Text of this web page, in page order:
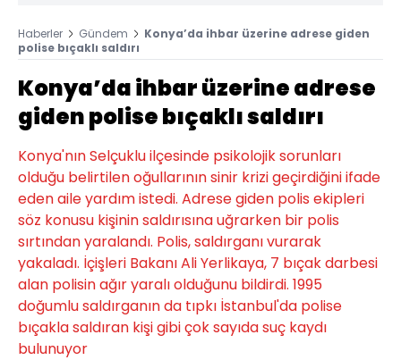
Haberler Gündem
Konya’da ihbar üzerine adrese giden
polise bıçaklı saldırı
Konya’da ihbar üzerine adrese
giden polise bıçaklı saldırı
Konya'nın Selçuklu ilçesinde psikolojik sorunları
olduğu belirtilen oğullarının sinir krizi geçirdiğini ifade
eden aile yardım istedi. Adrese giden polis ekipleri
söz konusu kişinin saldırısına uğrarken bir polis
sırtından yaralandı. Polis, saldırganı vurarak
yakaladı. İçişleri Bakanı Ali Yerlikaya, 7 bıçak darbesi
alan polisin ağır yaralı olduğunu bildirdi. 1995
doğumlu saldırganın da tıpkı İstanbul'da polise
bıçakla saldıran kişi gibi çok sayıda suç kaydı
bulunuyor